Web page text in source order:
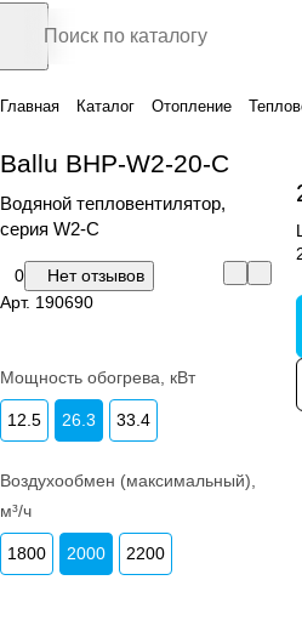
Главная Каталог Отопление
Ballu BHP-W2-20-С
Водяной тепловентилятор,
серия W2-C
0
Нет отзывов
Арт. 190690
Мощность обогрева, кВт
12.5 26.3 33.4
Воздухообмен (максимальный),
м³/ч
1800 2000 2200